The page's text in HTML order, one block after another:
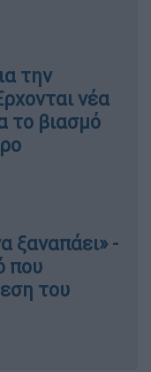
την
νέα
το βιασμό
ξαναπάει» -
που
του